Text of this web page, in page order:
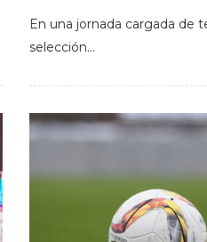
En una jornada cargada de
selección…